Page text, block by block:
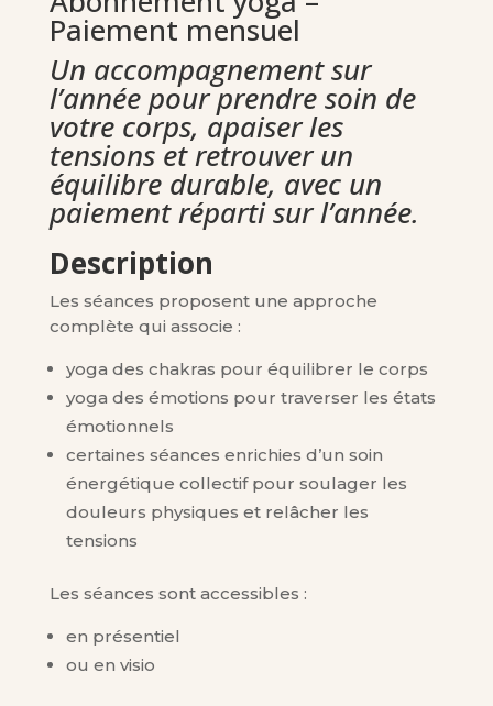
Paiement mensuel
Un accompagnement sur
l’année pour prendre soin de
votre corps, apaiser les
tensions et retrouver un
équilibre durable, avec un
paiement réparti sur l’année.
Description
Les séances proposent une approche
complète qui associe :
yoga des chakras pour équilibrer le corps
yoga des émotions pour traverser les états
émotionnels
certaines séances enrichies d’un soin
énergétique collectif pour soulager les
douleurs physiques et relâcher les
tensions
Les séances sont accessibles :
en présentiel
ou en visio